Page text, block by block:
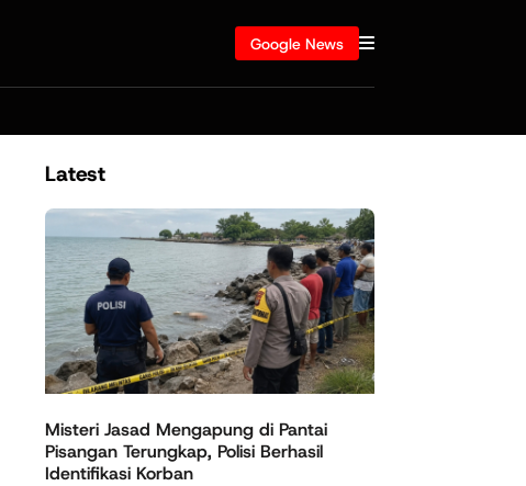
Google News
Latest
Misteri Jasad Mengapung di Pantai
Pisangan Terungkap, Polisi Berhasil
Identifikasi Korban